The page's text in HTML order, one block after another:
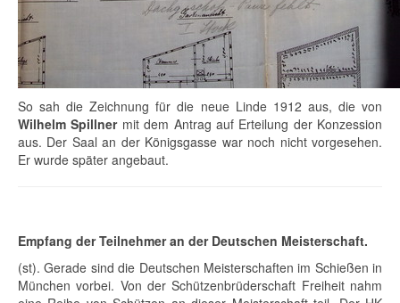
So sah die Zeichnung für die neue Linde 1912 aus, die von
Wilhelm Spillnermit dem Antrag auf Erteilung der Konzession
aus. Der Saal an der Königsgasse war noch nicht vorgesehen.
Er wurde später angebaut.
Empfang der Teilnehmer an der Deutschen Meisterschaft.
(st). Gerade sind die Deutschen Meisterschaften im Schießen in
München vorbei. Von der Schützenbrüderschaft Freiheit nahm